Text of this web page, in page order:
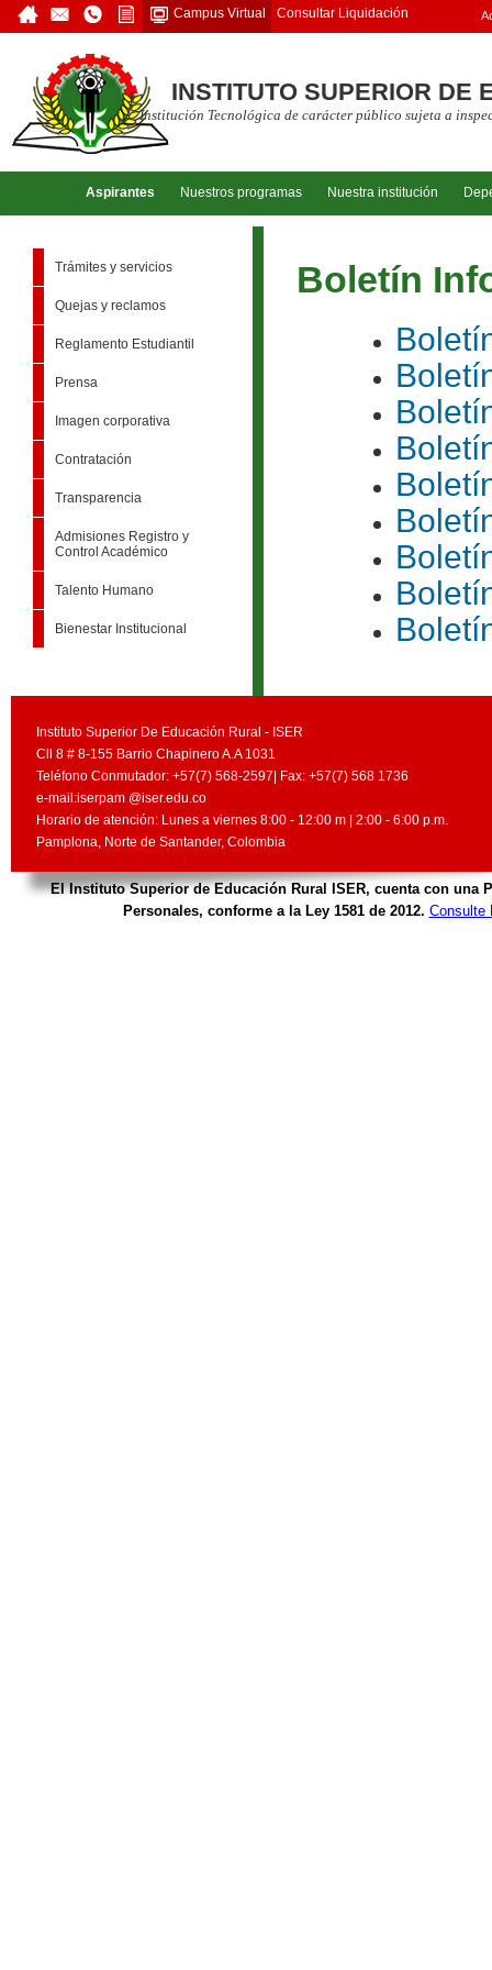
Campus Virtual Consultar Liquidación
INSTITUTO SUPERIOR DE
Institución Tecnológica de carácter público sujeta a
Aspirantes Nuestros programas Nuestra institución
Trámites y servicios
Quejas y reclamos
Reglamento Estudiantil
Prensa
Imagen corporativa
Contratación
Transparencia
Admisiones Registro y
Control Académico
Talento Humano
Bienestar Institucional
Boletín
Instituto Superior De Educación Rural - ISER
Cll 8 # 8-155 Barrio Chapinero A.A 1031
Teléfono Conmutador: +57(7) 568-2597| Fax: +57(7) 568 1736
e-mail:iserpam @iser.edu.co
Horario de atención: Lunes a viernes 8:00 - 12:00 m | 2:00 - 6:00 p.m.
Pamplona, Norte de Santander, Colombia
El Instituto Superior de Educación Rural ISER, cuenta con una
Personales, conforme a la Ley 1581 de 2012. Consulte